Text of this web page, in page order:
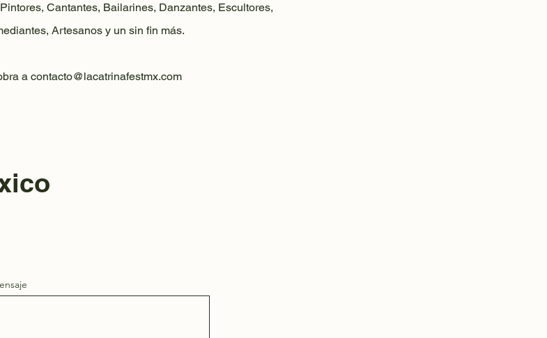
Cantantes, Bailarines, Danzantes, Escultores,
Artesanos y un sin fin más.
a contacto@lacatrinafestmx.com